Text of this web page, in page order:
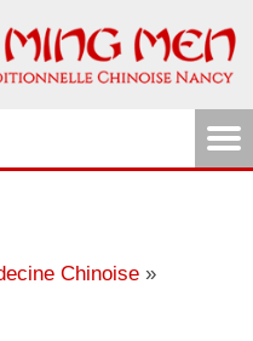
Chinoise »